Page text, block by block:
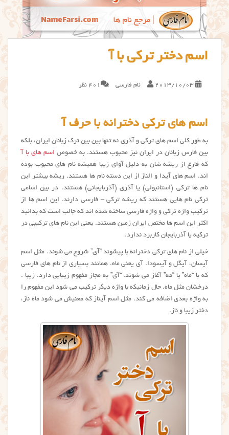
اسم دختر ترکی با آ
2013/10/03 نام فارسی 401 نظر
اسم های ترکی دخترانه با حرف آ
به طور کلی اسم های ترکی و آذری نه تنها بین بین ترک زبانان ایران، بلکه
بین فارس زبانان در ایران نیز محبوب هستند. به خصوص اسم های با آ
که فارغ از ریشه شان به دلیل آوای زیبا همیشه نام های محبوب بوده
اند. اسم های آیدا و الناز از این دسته نام ها هستند. ریشه بیشتر این
نام ها ترکی (استانبولی) یا آذری (آذربایجانی) هستند. در بین اسامی
ترکی نام هایی هستند که ریشه ترکی – فارسی دارند. این اسم ها از
ترکیب واژه ترکی و واژه فارسی ساخته شده اند که جالب است که بدانید
اکثر این اسم ها مختص ایران زمین هستند. یعنی این نام های ترکیبی در
ترکیه یا آذربایجان کاربرد ندارد.
خیلی از نام های ترکی دخترانه با پیشوند “آی” شروع می شوند. مثل اسم
آیسان، آیگل و آیسودا. آی یعنی ماه. همانند بسیاری از نام های فارسی
که با “ماه” یا “مه” آغاز می شوند. “آی” به مجاز مفهوم زیبایی دارد. زیبا .
درخشان مثل ماه. حال زمانیکه با واژه دیگر ترکیب می شود این مفهوم را
به واژه بعدی اضافه می کند. مثل اسم آیناز که معنیش می شود ماه ناز،
دختر زیبا و ناز.